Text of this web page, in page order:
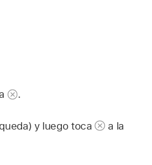
.
y luego toca
a la